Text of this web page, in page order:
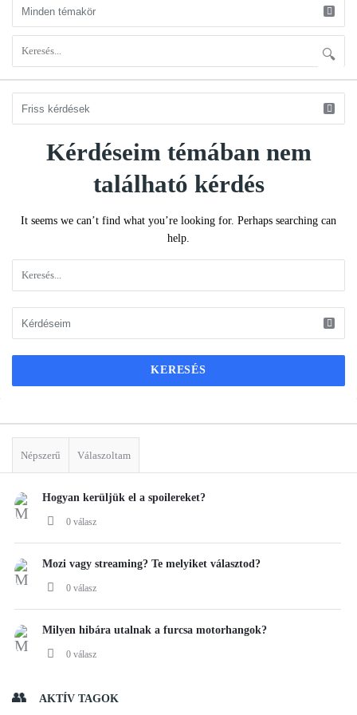
KÉRDÉSEM
Kérdéseim témában nem
található kérdés
It seems we can’t find what you’re looking for. Perhaps searching can
help.
Stats
Népszerű Válaszoltam
Hogyan kerüljük el a spoilereket?
0 válasz
Mozi vagy streaming? Te melyiket választod?
0 válasz
Milyen hibára utalnak a furcsa motorhangok?
0 válasz
AKTÍV TAGOK